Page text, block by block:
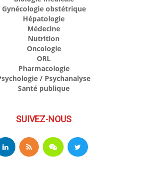
Gynécologie obstétrique
Hépatologie
Médecine
Nutrition
Oncologie
ORL
Pharmacologie
/ Psychanalyse
Santé publique
SUIVEZ-NOUS